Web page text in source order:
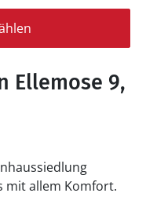
Ellemose 9,
mit allem Komfort.